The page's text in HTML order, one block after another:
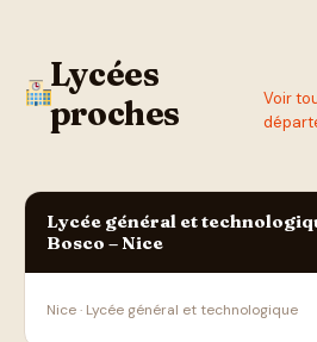
Lycées
proches
Voir
Lycée général et
Bosco – Nice
Nice · Lycée général et technologique